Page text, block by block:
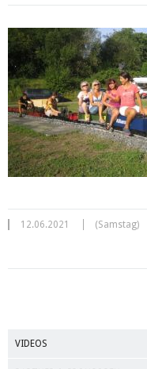
12.06.2021 (Samstag)
VIDEOS